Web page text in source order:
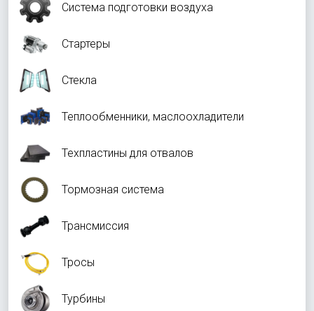
Система подготовки воздуха
Стартеры
Стекла
Теплообменники, маслоохладители
Техпластины для отвалов
Тормозная система
Трансмиссия
Тросы
Турбины